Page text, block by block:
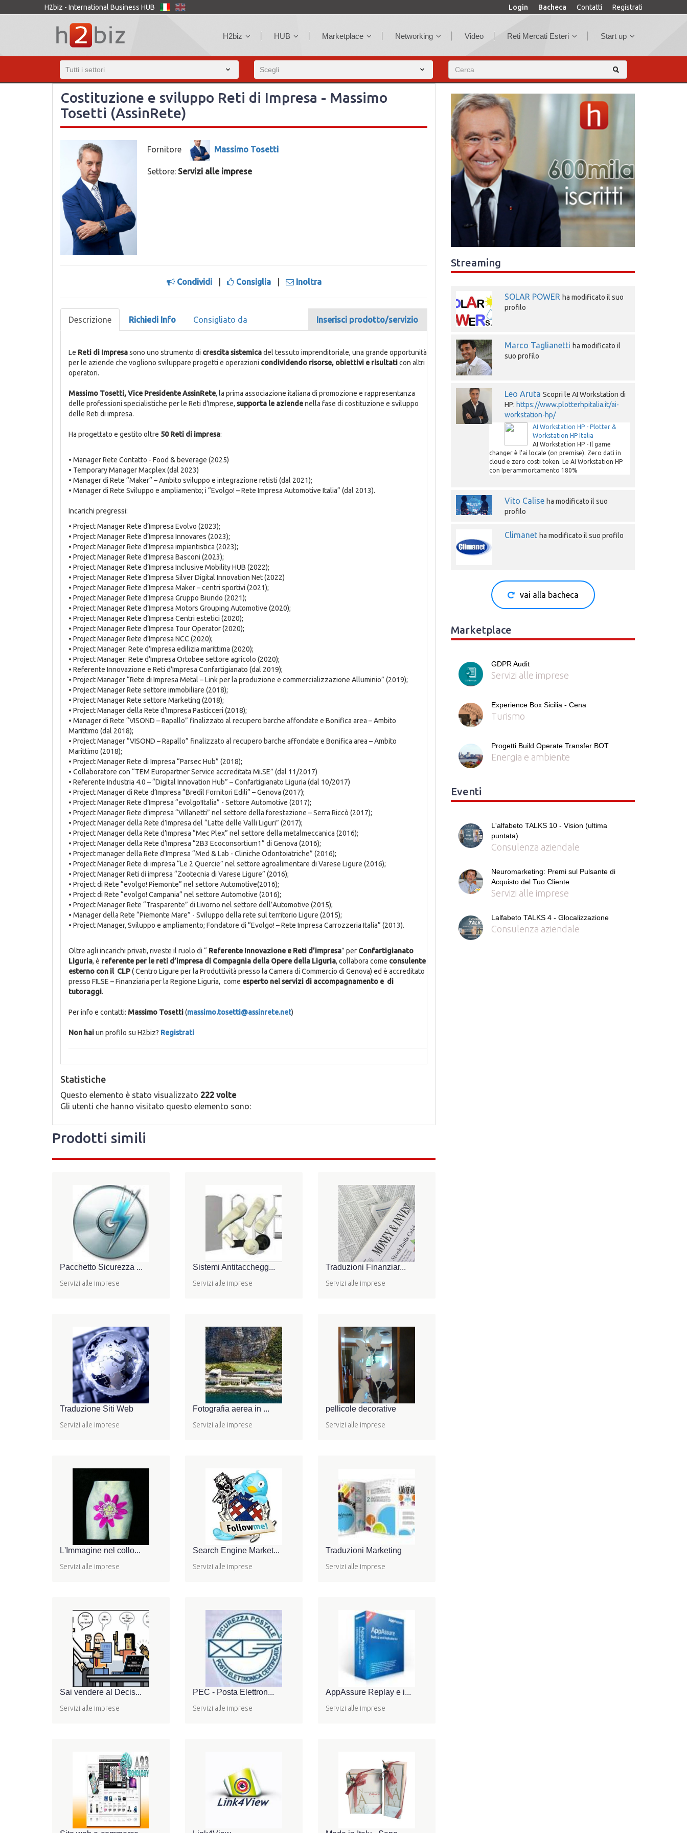
H2biz - International Business HUB Login Bacheca Contatti Registrati
H2biz HUB Marketplace Networking Video Reti Mercati Esteri Start up
Costituzione e sviluppo Reti di Impresa - Massimo
Tosetti (AssinRete)
Fornitore Massimo Tosetti
Settore: Servizi alle imprese
Condividi| Consiglia Inoltra
Descrizione Richiedi Info Consigliato da Inserisci prodotto/servizio
Le Reti di Impresasono uno strumento di crescita sistemicadel tessuto imprenditoriale, una grande opportunità
per le aziende che vogliono sviluppare progetti e operazioni condividendo risorse, obiettivi e risultaticon altri
operatori.
Massimo Tosetti,Vice Presidente AssinRete, la prima associazione italiana di promozione e rappresentanza
delle professioni specialistiche per le Reti d’Imprese, supporta le aziendenella fase di costituzione e sviluppo
delle Reti di impresa.
Ha progettato e gestito oltre 50 Reti di impresa:
• Manager Rete Contatto - Food & beverage (2025)
• Temporary Manager Macplex (dal 2023)
• Manager di Rete “Maker” – Ambito sviluppo e integrazione retisti (dal 2021);
• Manager di Rete Sviluppo e ampliamento; i “Evolgo! – Rete Impresa Automotive Italia” (dal 2013).
Incarichi pregressi:
• Project Manager Rete d’Impresa Evolvo (2023);
• Project Manager Rete d’Impresa Innovares (2023);
• Project Manager Rete d’Impresa impiantistica (2023);
• Project Manager Rete d’Impresa Basconi (2023);
• Project Manager Rete d’Impresa Inclusive Mobility HUB (2022);
• Project Manager Rete d’Impresa Silver Digital Innovation Net (2022)
• Project Manager Rete d’Impresa Maker – centri sportivi (2021);
• Project Manager Rete d’Impresa Gruppo Biundo (2021);
• Project Manager Rete d’Impresa Motors Grouping Automotive (2020);
• Project Manager Rete d’Impresa Centri estetici (2020);
• Project Manager Rete d’Impresa Tour Operator (2020);
• Project Manager Rete d’Impresa NCC (2020);
• Project Manager: Rete d’Impresa edilizia marittima (2020);
• Project Manager: Rete d’Impresa Ortobee settore agricolo (2020);
• Referente Innovazione e Reti d’Impresa Confartigianato (dal 2019);
• Project Manager “Rete di Impresa Metal – Link per la produzione e commercializzazione Alluminio” (2019);
• Project Manager Rete settore immobiliare (2018);
• Project Manager Rete settore Marketing (2018);
• Project Manager della Rete d’Impresa Pasticceri (2018);
• Manager di Rete “VISOND – Rapallo” finalizzato al recupero barche affondate e Bonifica area – Ambito
Marittimo (dal 2018);
• Project Manager “VISOND – Rapallo” finalizzato al recupero barche affondate e Bonifica area – Ambito
Marittimo (2018);
• Project Manager Rete di Impresa “Parsec Hub” (2018);
• Collaboratore con “TEM Europartner Service accreditata Mi.SE” (dal 11/2017)
• Referente Industria 4.0 – “Digital Innovation Hub” – Confartigianato Liguria (dal 10/2017)
• Project Manager di Rete d’Impresa “Bredil Fornitori Edili” – Genova (2017);
• Project Manager Rete d’Impresa “evolgo!Italia” - Settore Automotive (2017);
• Project Manager Rete d’impresa “Villanetti” nel settore della forestazione – Serra Riccò (2017);
• Project Manager della Rete d’Impresa del “Latte delle Valli Liguri” (2017);
• Project Manager della Rete d’Impresa “Mec Plex” nel settore della metalmeccanica (2016);
• Project Manager della Rete d’Impresa “2B3 Ecoconsortium1” di Genova (2016);
• Project manager della Rete d’Impresa “Med & Lab - Cliniche Odontoiatriche” (2016);
• Project Manager Rete di impresa “Le 2 Quercie” nel settore agroalimentare di Varese Ligure (2016);
• Project Manager Reti di impresa “Zootecnia di Varese Ligure” (2016);
• Project di Rete “evolgo! Piemonte” nel settore Automotive(2016);
• Project di Rete “evolgo! Campania” nel settore Automotive (2016);
• Project Manager Rete “Trasparente” di Livorno nel settore dell’Automotive (2015);
• Manager della Rete “Piemonte Mare” - Sviluppo della rete sul territorio Ligure (2015);
• Project Manager, Sviluppo e ampliamento; Fondatore di “Evolgo! – Rete Impresa Carrozzeria Italia” (2013).
Oltre agli incarichi privati, riveste il ruolo di “ Referente Innovazione e Reti d’impresa” per Confartigianato
Liguria, è referente per le reti d’impresa di Compagnia della Opere della Liguria, collabora come consulente
esterno con il CLP( Centro Ligure per la Produttività presso la Camera di Commercio di Genova) ed è accreditato
presso FILSE – Finanziaria per la Regione Liguria, come esperto nei servizi di accompagnamento e di
tutoraggi.
Per info e contatti: Massimo Tosetti(massimo.tosetti@assinrete.net)
Non haiun profilo su H2biz? Registrati
Statistiche
Questo elemento è stato visualizzato 222 volte
Gli utenti che hanno visitato questo elemento sono:
Prodotti simili
Pacchetto Sicurezza ...
Servizi alle imprese
Sistemi Antitacchegg...
Servizi alle imprese
Traduzioni Finanziar...
Servizi alle imprese
Traduzione Siti Web
Servizi alle imprese
Fotografia aerea in ...
Servizi alle imprese
pellicole decorative
Servizi alle imprese
L'Immagine nel collo...
Servizi alle imprese
Search Engine Market...
Servizi alle imprese
Traduzioni Marketing
Servizi alle imprese
Sai vendere al Decis...
Servizi alle imprese
PEC - Posta Elettron...
Servizi alle imprese
AppAssure Replay e i...
Servizi alle imprese
Streaming
SOLAR POWER ha modificato il suo
profilo
Marco Taglianetti ha modificato il
suo profilo
Leo Aruta Scopri le AI Workstation di
HP: https://www.plotterhpitalia.it/ai-
workstation-hp/
AI Workstation HP - Plotter &
Workstation HP Italia
AI Workstation HP - Il game
changer è l'ai locale (on premise). Zero dati in
cloud e zero costi token. Le AI Workstation HP
con Iperammortamento 180%
Vito Calise ha modificato il suo
profilo
Climanet ha modificato il suo profilo
vai alla bacheca
Marketplace
GDPR Audit
Servizi alle imprese
Experience Box Sicilia - Cena
Turismo
Progetti Build Operate Transfer BOT
Energia e ambiente
Eventi
L'alfabeto TALKS 10 - Vision (ultima
puntata)
Consulenza aziendale
Neuromarketing: Premi sul Pulsante di
Acquisto del Tuo Cliente
Servizi alle imprese
Lalfabeto TALKS 4 - Glocalizzazione
Consulenza aziendale